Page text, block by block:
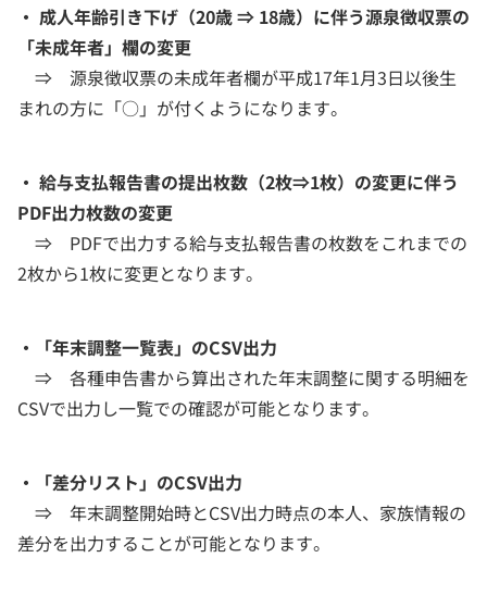
・ 成人年齢引き下げ（20歳 ⇒ 18歳）に伴う源泉徴収票の
「未成年者」欄の変更
⇒ 源泉徴収票の未成年者欄が平成17年1月3日以後生
まれの方に「○」が付くようになります。
・ 給与支払報告書の提出枚数（2枚⇒1枚）の変更に伴う
PDF出力枚数の変更
⇒ PDFで出力する給与支払報告書の枚数をこれまでの
2枚から1枚に変更となります。
・「年末調整一覧表」のCSV出力
⇒ 各種申告書から算出された年末調整に関する明細を
CSVで出力し一覧での確認が可能となります。
・「差分リスト」のCSV出力
⇒ 年末調整開始時とCSV出力時点の本人、家族情報の
差分を出力することが可能となります。